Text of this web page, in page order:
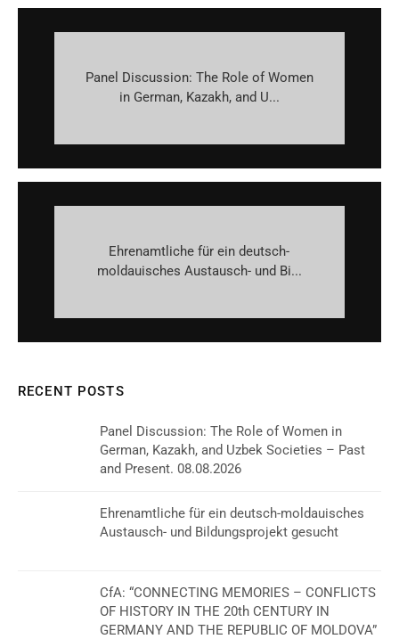
Panel Discussion: The Role of Women
in German, Kazakh, and U...
Ehrenamtliche für ein deutsch-
moldauisches Austausch- und Bi...
RECENT POSTS
Panel Discussion: The Role of Women in
German, Kazakh, and Uzbek Societies – Past
and Present. 08.08.2026
Ehrenamtliche für ein deutsch-moldauisches
Austausch- und Bildungsprojekt gesucht
CfA: “CONNECTING MEMORIES – CONFLICTS
OF HISTORY IN THE 20th CENTURY IN
GERMANY AND THE REPUBLIC OF MOLDOVA”